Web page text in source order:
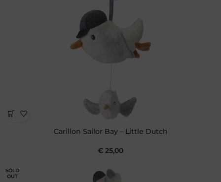
Carillon Sailor Bay – Little Dutch
€ 25,00
SOLD
OUT